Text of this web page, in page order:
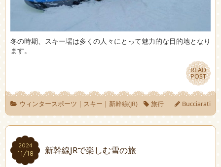
冬の時期、スキー場は多くの人々にとって魅力的な目的地となり
ます。
READ
POST
READ
POST
ウィンタースポーツ | スキー | 新幹線(JR) 旅行 Bucciarati
2024
11/18
2024
11/18 新幹線JRで楽しむ雪の旅